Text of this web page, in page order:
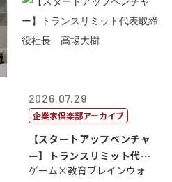
2026.07.29
企業家倶楽部アーカイブ
【スタートアップベンチャ
ー】トランスリミット代表
取締役社長 ...
ゲーム×教育ブレインウォ